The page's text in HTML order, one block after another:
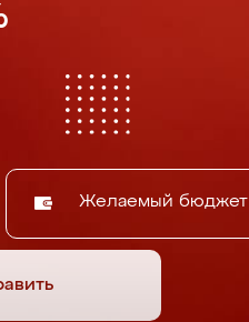
Желаемый бюджет